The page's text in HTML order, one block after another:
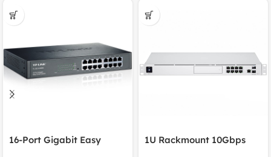
16-Port Gigabit Easy
1U Rackmount 10Gbps